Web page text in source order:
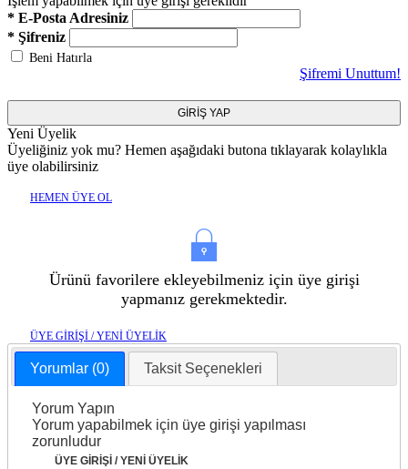
* E-Posta Adresiniz
* Şifreniz
Beni Hatırla
Şifremi Unuttum!
GİRİŞ YAP
Yeni Üyelik
Üyeliğiniz yok mu? Hemen aşağıdaki butona tıklayarak kolaylıkla
üye olabilirsiniz
HEMEN ÜYE OL
Ürünü favorilere ekleyebilmeniz için üye girişi
yapmanız gerekmektedir.
ÜYE GİRİŞİ / YENİ ÜYELİK
Yorumlar (0) Taksit Seçenekleri
Yorum Yapın
Yorum yapabilmek için üye girişi yapılması
zorunludur
ÜYE GİRİŞİ / YENİ ÜYELİK